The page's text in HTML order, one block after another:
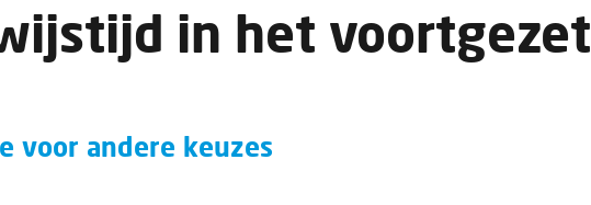
in het voortgezet
voor andere keuzes